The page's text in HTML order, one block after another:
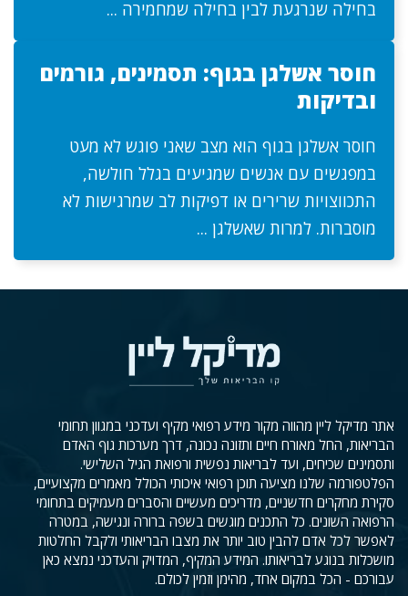
בחילה שנרגעת לבין בחילה שמחמירה ...
חוסר אשלגן בגוף: תסמינים, גורמים
ובדיקות
חוסר אשלגן בגוף הוא מצב שאני פוגש לא מעט
במפגשים עם אנשים שמגיעים בגלל חולשה,
התכווצויות שרירים או דפיקות לב שמרגישות לא
מוסברות. למרות שאשלגן ...
אתר מדיקל ליין מהווה מקור מידע רפואי מקיף ועדכני במגוון תחומי
הבריאות, החל מאורח חיים ותזונה נכונה, דרך מערכות גוף האדם
ותסמינים שכיחים, ועד לבריאות נפשית ורפואת הגיל השלישי.
הפלטפורמה שלנו מציעה תוכן רפואי איכותי הכולל מאמרים מקצועיים,
סקירת מחקרים חדשניים, מדריכים מעשיים והסברים מעמיקים בתחומי
הרפואה השונים. כל התכנים מוגשים בשפה ברורה ונגישה, במטרה
לאפשר לכל אדם להבין טוב יותר את מצבו הבריאותי ולקבל החלטות
מושכלות בנוגע לבריאותו. המידע המקיף, המדויק והעדכני נמצא כאן
עבורכם - הכל במקום אחד, מהימן וזמין לכולם.